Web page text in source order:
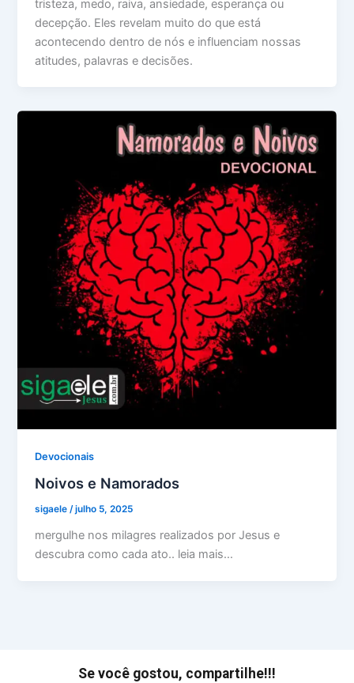
tristeza, medo, raiva, ansiedade, esperança ou
decepção. Eles revelam muito do que está
acontecendo dentro de nós e influenciam nossas
atitudes, palavras e decisões.
Devocionais
Noivos e Namorados
sigaele/julho 5, 2025
mergulhe nos milagres realizados por Jesus e
descubra como cada ato.. leia mais…
Se você gostou, compartilhe!!!